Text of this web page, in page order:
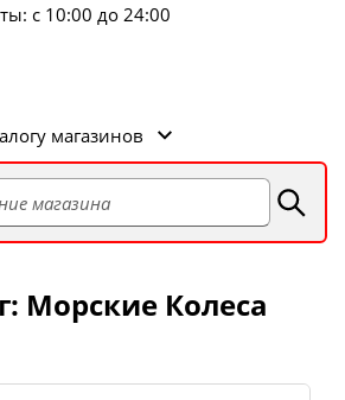
с 10:00 до 24:00
магазинов
Морские Колеса